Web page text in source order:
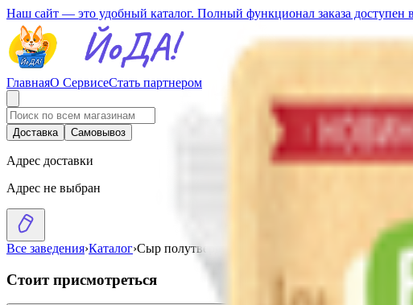
Наш сайт — это удобный каталог. Полный функционал заказа
ГлавнаяО СервисеСтать партнером
Доставка Самовывоз
Адрес доставки
Адрес не выбран
Все заведения›Каталог›Сыр полутвердый «Моцарелла пицца» 40%
Стоит присмотреться